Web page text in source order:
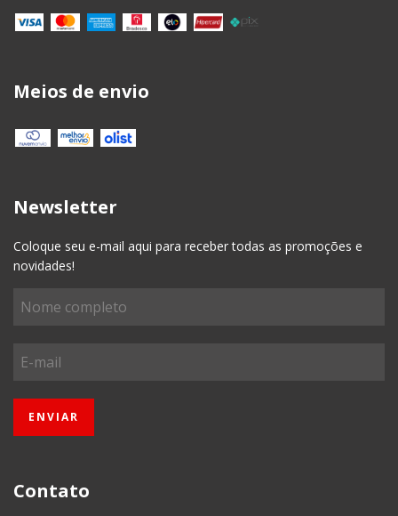
Meios de envio
Newsletter
Coloque seu e-mail aqui para receber todas as promoções e
novidades!
Contato